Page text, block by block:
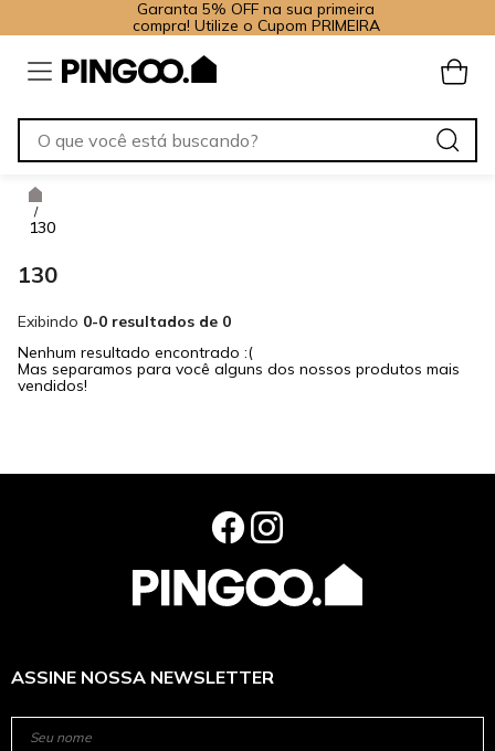
Garanta 5% OFF na sua primeira
compra! Utilize o Cupom PRIMEIRA
/
130
130
Exibindo 0-0 resultados de 0
Nenhum resultado encontrado :(
Mas separamos para você alguns dos nossos produtos mais
vendidos!
ASSINE NOSSA NEWSLETTER